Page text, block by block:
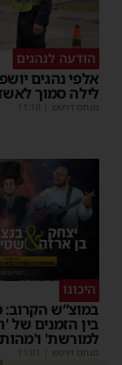
הודעה לנהגים
אלפי נהגים
לילה סמוך
מנחם דויטש 11:10
היכונו
במוצ”ש הקרוב:
בין הזמנים של
למורשת'
מנחם דויטש 11:01